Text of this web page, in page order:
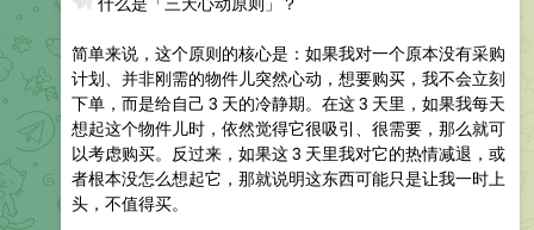
简单来说，这个原则的核心是：如果我对一个原本没有采购
计划、并非刚需的物件儿突然心动，想要购买，我不会立刻
下单，而是给自己 3 天的冷静期。在这 3 天里，如果我每天
想起这个物件儿时，依然觉得它很吸引、很需要，那么就可
以考虑购买。反过来，如果这 3 天里我对它的热情减退，或
者根本没怎么想起它，那就说明这东西可能只是让我一时上
头，不值得买。